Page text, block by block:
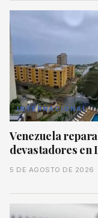
INTERNACIONAL
Venezuela
devastadores en
5 DE AGOSTO DE 2026